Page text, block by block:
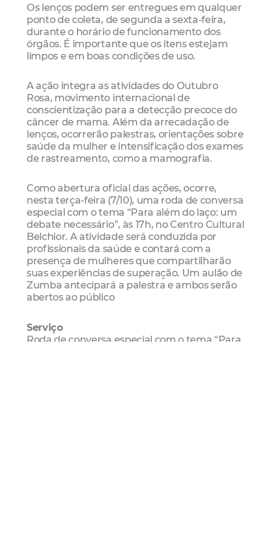
Os lenços podem ser entregues em qualquer
ponto de coleta, de segunda a sexta-feira,
durante o horário de funcionamento dos
órgãos. É importante que os itens estejam
limpos e em boas condições de uso.
A ação integra as atividades do Outubro
Rosa, movimento internacional de
conscientização para a detecção precoce do
câncer de mama. Além da arrecadação de
lenços, ocorrerão palestras, orientações sobre
saúde da mulher e intensificação dos exames
de rastreamento, como a mamografia.
Como abertura oficial das ações, ocorre,
nesta terça-feira (7/10), uma roda de conversa
especial com o tema “Para além do laço: um
debate necessário”, às 17h, no Centro Cultural
Belchior. A atividade será conduzida por
profissionais da saúde e contará com a
presença de mulheres que compartilharão
suas experiências de superação. Um aulão de
Zumba antecipará a palestra e ambos serão
abertos ao público
Serviço
Roda de conversa especial com o tema “Para